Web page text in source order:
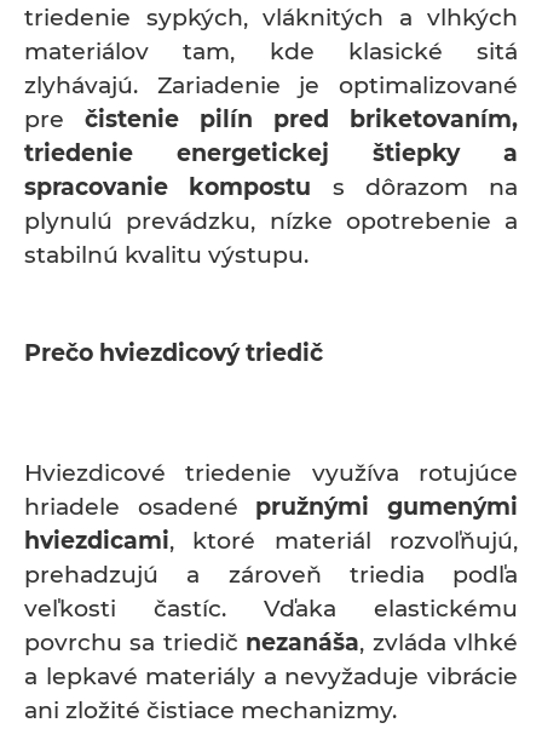
triedenie sypkých, vláknitých a vlhkých
materiálov tam, kde klasické sitá
zlyhávajú. Zariadenie je optimalizované
pre čistenie pilín pred briketovaním,
triedenie energetickej štiepky a
spracovanie kompostu s dôrazom na
plynulú prevádzku, nízke opotrebenie a
stabilnú kvalitu výstupu.
Prečo hviezdicový triedič
Hviezdicové triedenie využíva rotujúce
hriadele osadené pružnými gumenými
hviezdicami, ktoré materiál rozvoľňujú,
prehadzujú a zároveň triedia podľa
veľkosti častíc. Vďaka elastickému
povrchu sa triedič nezanáša, zvláda vlhké
a lepkavé materiály a nevyžaduje vibrácie
ani zložité čistiace mechanizmy.